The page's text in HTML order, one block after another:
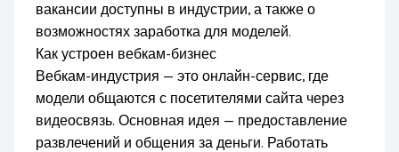
вакансии доступны в индустрии, а также о
возможностях заработка для моделей.
Как устроен вебкам-бизнес
Вебкам-индустрия — это онлайн-сервис, где
модели общаются с посетителями сайта через
видеосвязь. Основная идея — предоставление
развлечений и общения за деньги. Работать